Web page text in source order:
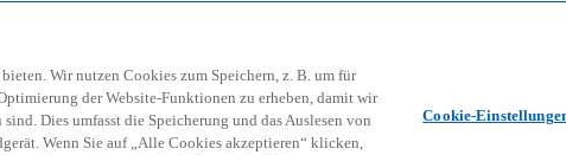
Wir nutzen Cookies zum Speichern, z. B. um für
der Website-Funktionen zu erheben, damit wir
Dies umfasst die Speicherung und das Auslesen von
Wenn Sie auf „Alle Cookies akzeptieren“ klicken,
Cookie-